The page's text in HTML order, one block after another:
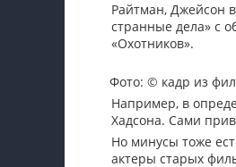
Райтман, Джейсон
странные дела» с
«Охотников».
Фото: © кадр из
Например, в
Хадсона. Сами
Но минусы тоже
актеры старых